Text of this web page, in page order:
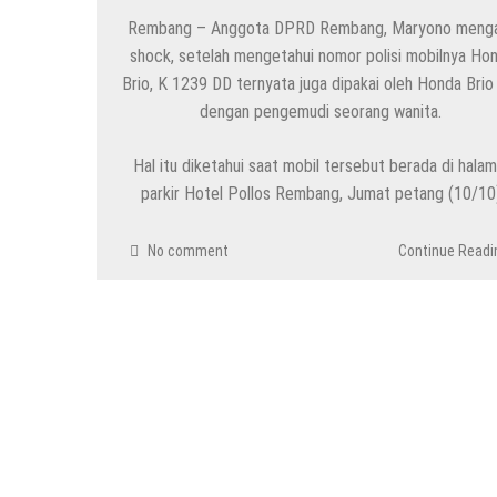
HEADLINE
Pria Asli Rembang Masuk Staf Kepelatihan
6 Agustus 2026 bymusa r2b
Masih Buka Atau Tutup ?? Nasib Dapur
6 Agustus 2026 bymusa r2b
HEADLINE
Rembang – Anggota DPRD Rembang, Maryono
shock, setelah mengetahui nomor polisi mobilnya
Brio, K 1239 DD ternyata juga dipakai oleh Honda Brio
dengan pengemudi seorang wanita.
Hal itu diketahui saat mobil tersebut berada di
parkir Hotel Pollos Rembang, Jumat petang (10/
No comment Continue